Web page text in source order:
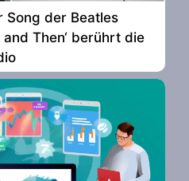
Song der Beatles
Then‘ berührt die